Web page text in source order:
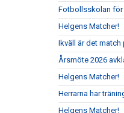
Fotbollsskolan för
Helgens Matcher!
Ikväll är det
Årsmöte 2026
Helgens Matcher!
Herrarna har
Helgens Matcher!